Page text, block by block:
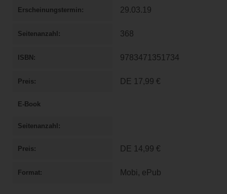
Erscheinungstermin 29.03.19
Seitenanzahl 368
ISBN 9783471351734
Preis DE 17,99 €
E-Book
Seitenanzahl
Preis DE 14,99 €
Format Mobi, ePub